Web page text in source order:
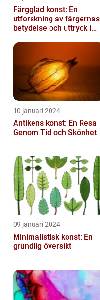
Färgglad konst: En
utforskning av färgernas
betydelse och uttryck i
10 januari 2024
Antikens konst: En Resa
Genom Tid och Skönhet
09 januari 2024
Minimalistisk konst: En
grundlig översikt